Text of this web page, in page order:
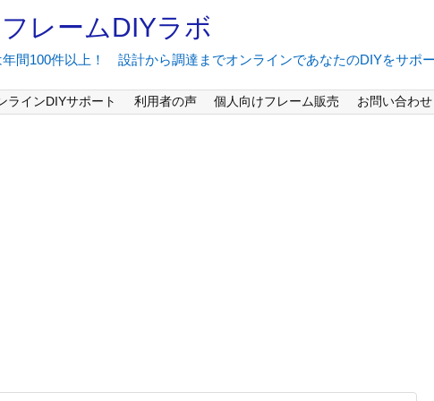
レームDIYラボ
間100件以上！ 設計から調達までオンラインであなたのDIYをサポ
ラインDIYサポート 利用者の声 個人向けフレーム販売 お問い合わせ